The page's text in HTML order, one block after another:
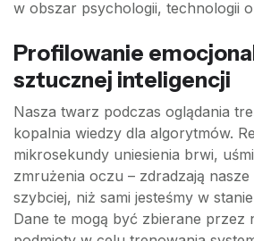
w obszar psychologii, technologii
Profilowanie
sztucznej inteligencji
Nasza twarz podczas oglądania
kopalnia wiedzy dla algorytmów.
mikrosekundy uniesienia brwi,
zmrużenia oczu – zdradzają
szybciej, niż sami jesteśmy w
Dane te mogą być zbierane przez